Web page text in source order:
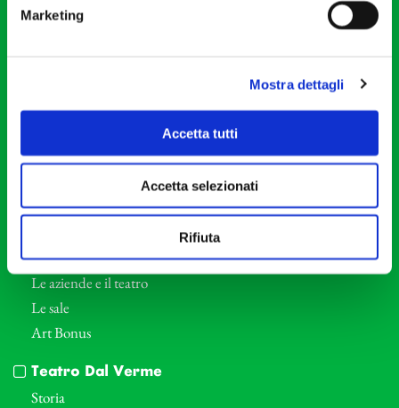
Marketing
Mostra dettagli
Accetta tutti
Accetta selezionati
Rifiuta
Orchestra I Pomeriggi Musicali
Direttore Artistico
Professori d’Orchestra
Eventi Corporate
Le aziende e il teatro
Le sale
Art Bonus
Teatro Dal Verme
Storia